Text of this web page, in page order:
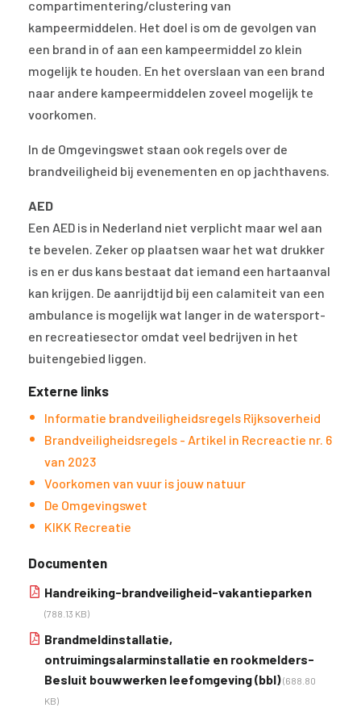
compartimentering/clustering van
kampeermiddelen. Het doel is om de gevolgen van
een brand in of aan een kampeermiddel zo klein
mogelijk te houden. En het overslaan van een brand
naar andere kampeermiddelen zoveel mogelijk te
voorkomen.
In de Omgevingswet staan ook regels over de
brandveiligheid bij evenementen en op jachthavens.
AED
Een AED is in Nederland niet verplicht maar wel aan
te bevelen. Zeker op plaatsen waar het wat drukker
is en er dus kans bestaat dat iemand een hartaanval
kan krijgen. De aanrijdtijd bij een calamiteit van een
ambulance is mogelijk wat langer in de watersport-
en recreatiesector omdat veel bedrijven in het
buitengebied liggen.
Externe links
Informatie brandveiligheidsregels Rijksoverheid
Brandveiligheidsregels - Artikel in Recreactie nr. 6
van 2023
Voorkomen van vuur is jouw natuur
De Omgevingswet
KIKK Recreatie
Documenten
Handreiking-brandveiligheid-vakantieparken
(788.13 KB)
Brandmeldinstallatie,
ontruimingsalarminstallatie en rookmelders-
Besluit bouwwerken leefomgeving (bbl) (688.80
KB)